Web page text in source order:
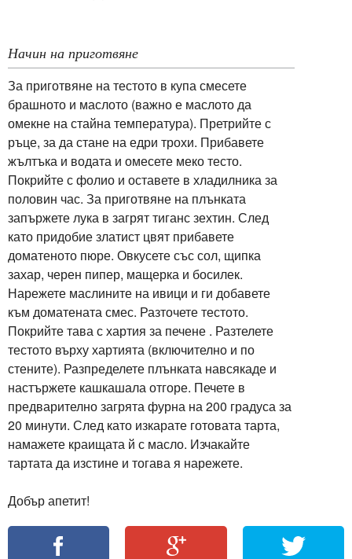
Начин на приготвяне
За приготвяне на тестото в купа смесете
брашното и маслото (важно е маслото да
омекне на стайна температура). Претрийте с
ръце, за да стане на едри трохи. Прибавете
жълтъка и водата и омесете меко тесто.
Покрийте с фолио и оставете в хладилника за
половин час. За приготвяне на плънката
запържете лука в загрят тиганс зехтин. След
като придобие златист цвят прибавете
доматеното пюре. Овкусете със сол, щипка
захар, черен пипер, мащерка и босилек.
Нарежете маслините на ивици и ги добавете
към доматената смес. Разточете тестото.
Покрийте тава с хартия за печене . Разтелете
тестото върху хартията (включително и по
стените). Разпределете плънката навсякаде и
настържете кашкашала отгоре. Печете в
предварително загрята фурна на 200 градуса за
20 минути. След като изкарате готовата тарта,
намажете краищата й с масло. Изчакайте
тартата да изстине и тогава я нарежете.